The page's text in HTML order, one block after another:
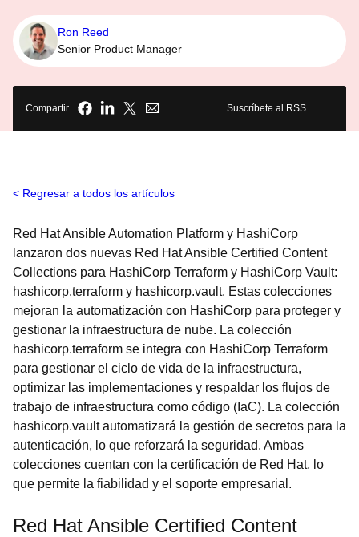
Ron Reed
Senior Product Manager
Compartir Suscríbete al RSS
Regresar a todos los artículos
Red Hat Ansible Automation Platform y HashiCorp
lanzaron dos nuevas Red Hat Ansible Certified Content
Collections para HashiCorp Terraform y HashiCorp Vault:
hashicorp.terraform y hashicorp.vault. Estas colecciones
mejoran la automatización con HashiCorp para proteger y
gestionar la infraestructura de nube. La colección
hashicorp.terraform se integra con HashiCorp Terraform
para gestionar el ciclo de vida de la infraestructura,
optimizar las implementaciones y respaldar los flujos de
trabajo de infraestructura como código (IaC). La colección
hashicorp.vault automatizará la gestión de secretos para la
autenticación, lo que reforzará la seguridad. Ambas
colecciones cuentan con la certificación de Red Hat, lo
que permite la fiabilidad y el soporte empresarial.
Red Hat Ansible Certified Content